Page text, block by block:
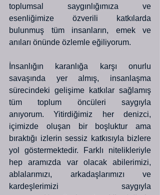
toplumsal saygınlığımıza ve
esenliğimize özverili katkılarda
bulunmuş tüm insanların, emek ve
anıları önünde özlemle eğiliyorum.
İnsanlığın karanlığa karşı onurlu
savaşında yer almış, insanlaşma
sürecindeki gelişime katkılar sağlamış
tüm toplum öncüleri saygıyla
anıyorum. Yitirdiğimiz her denizci,
içimizde oluşan bir boşluktur ama
bıraktığı izlerin sessiz katkısıyla bizlere
yol göstermektedir. Farklı nitelikleriyle
hep aramızda var olacak abilerimizi,
ablalarımızı, arkadaşlarımızı ve
kardeşlerimizi saygıyla